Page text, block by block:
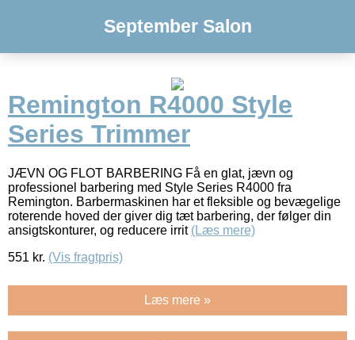
September Salon
Remington R4000 Style
Series Trimmer
JÆVN OG FLOT BARBERING Få en glat, jævn og
professionel barbering med Style Series R4000 fra
Remington. Barbermaskinen har et fleksible og bevægelige
roterende hoved der giver dig tæt barbering, der følger din
ansigtskonturer, og reducere irrit (Læs mere)
551 kr. (Vis fragtpris)
Læs mere »